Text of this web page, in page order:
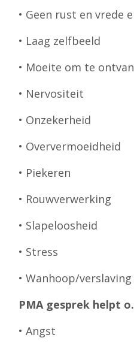
• Geen rust en vrede
• Laag zelfbeeld
• Moeite om te
• Nervositeit
• Onzekerheid
• Oververmoeidheid
• Piekeren
• Rouwverwerking
• Slapeloosheid
• Stress
• Wanhoop/verslaving
PMA gesprek helpt
• Angst